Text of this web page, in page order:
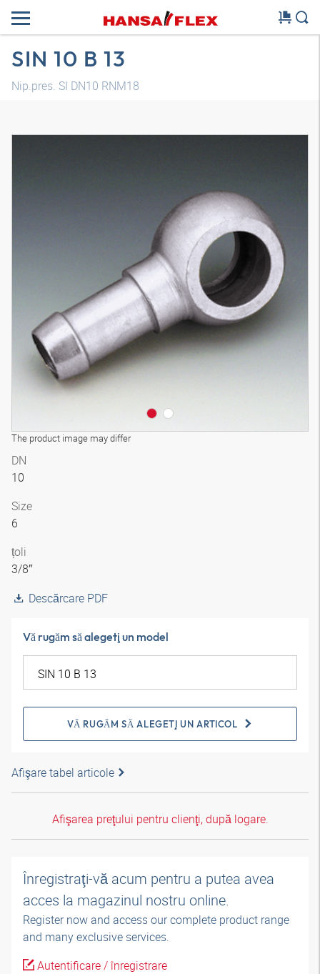
SIN 10 B 13
Nip.pres. SI DN10 RNM18
The product image may differ
DN
10
Size
6
țoli
3/8″
Descărcare PDF
Vă rugăm să alegeţi un model
VĂ RUGĂM SĂ ALEGEŢI UN ARTICOL
Afişare tabel articole
Afişarea preţului pentru clienţi, după logare.
Înregistraţi-vă acum pentru a putea avea
acces la magazinul nostru online.
Register now and access our complete product range
and many exclusive services.
Autentificare / înregistrare